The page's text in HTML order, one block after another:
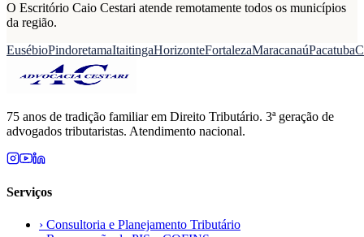
O Escritório Caio Cestari atende remotamente todos os municípios
da região.
EusébioPindoretamaItaitingaHorizonteFortalezaMaracanaúPacatuba
75 anos de tradição familiar em Direito Tributário. 3ª geração de
advogados tributaristas. Atendimento nacional.
Serviços
› Consultoria e Planejamento Tributário